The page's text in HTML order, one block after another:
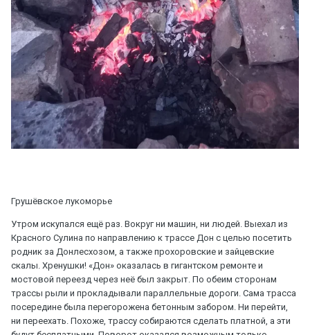
Грушёвское лукоморье
Утром искупался ещё раз. Вокруг ни машин, ни людей. Выехал из
Красного Сулина по направлению к трассе Дон с целью посетить
родник за Донлесхозом, а также прохоровские и зайцевские
скалы. Хренушки! «Дон» оказалась в гигантском ремонте и
мостовой переезд через неё был закрыт. По обеим сторонам
трассы рыли и прокладывали параллельные дороги. Сама трасса
посередине была перегорожена бетонным забором. Ни перейти,
ни переехать. Похоже, трассу собираются сделать платной, а эти